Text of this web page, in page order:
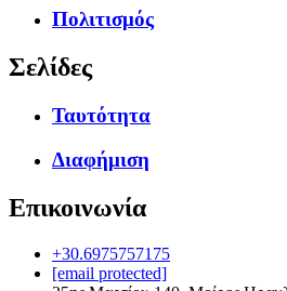
Πολιτισμός
Σελίδες
Ταυτότητα
Διαφήμιση
Επικοινωνία
+30.6975757175
[email protected]